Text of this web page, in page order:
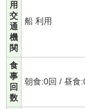
用
交
通
機
関
船 利用
食
事
回
数
朝食:0回 / 昼食